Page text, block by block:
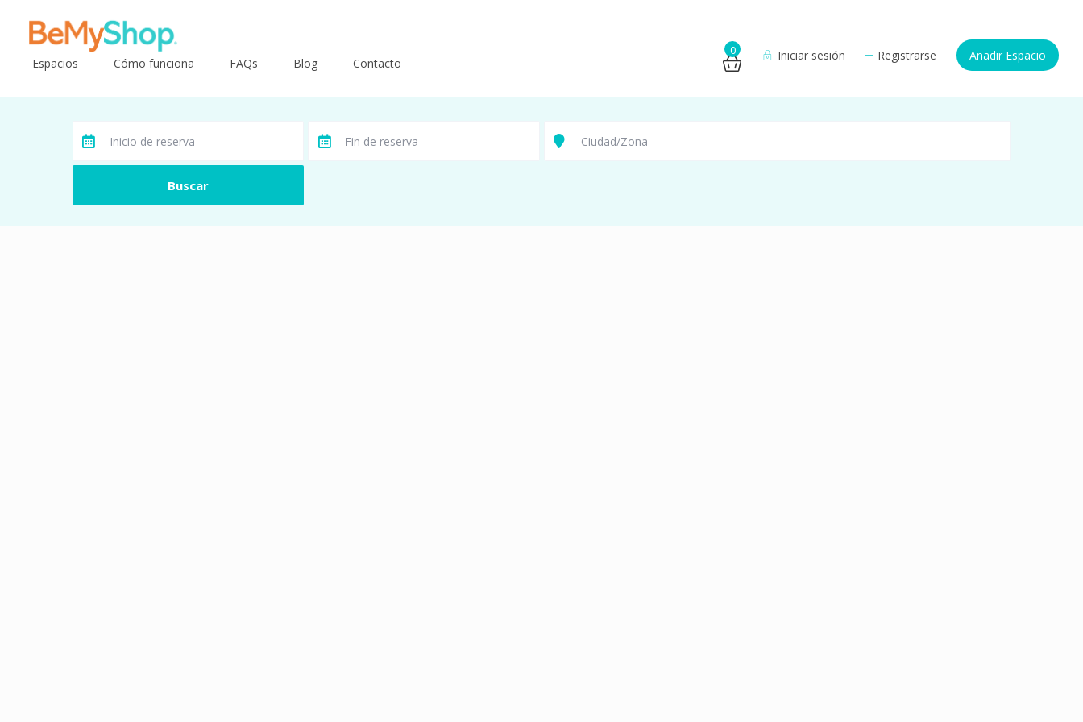
0 Iniciar sesión Registrarse Añadir Espacio
Espacios Cómo funciona FAQs Blog Contacto